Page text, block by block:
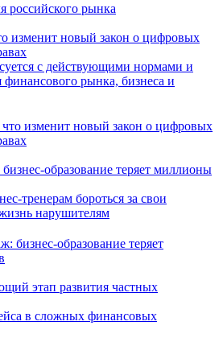
изменит новый закон о цифровых
с действующими нормами и
финансового рынка, бизнеса и
образование теряет миллионы
тренерам бороться за свои
нарушителям
этап развития частных
в сложных финансовых